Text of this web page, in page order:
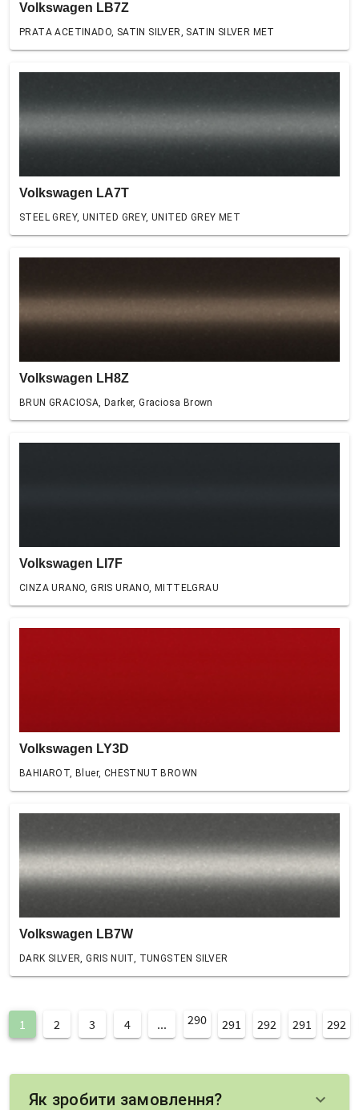
Volkswagen LB7Z
PRATA ACETINADO, SATIN SILVER, SATIN SILVER MET
Volkswagen LA7T
STEEL GREY, UNITED GREY, UNITED GREY MET
Volkswagen LH8Z
BRUN GRACIOSA, Darker, Graciosa Brown
Volkswagen LI7F
CINZA URANO, GRIS URANO, MITTELGRAU
Volkswagen LY3D
BAHIAROT, Bluer, CHESTNUT BROWN
Volkswagen LB7W
DARK SILVER, GRIS NUIT, TUNGSTEN SILVER
1 2 3 4 ... 290 291 292 291 292
Як зробити замовлення? keyboard_arrow_down